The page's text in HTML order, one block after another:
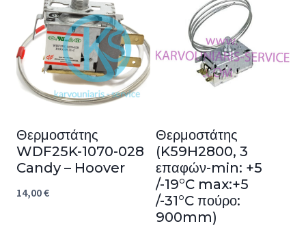
Θερμοστάτης
WDF25K-1070-028
Candy – Hoover
14,00€
Θερμοστάτης
(K59H2800, 3
επαφών-min: +5
/-19°C max:+5
/-31°C πούρο:
900mm)